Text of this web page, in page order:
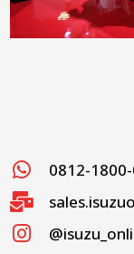
0812-